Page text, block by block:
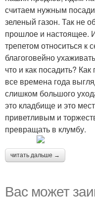
считаем нужным
зеленый газон. Так не
прошлое и настоящее.
трепетом относиться к
благоговейно
что и как посадить?
все времена года
слишком большого
это кладбище и это
приветливым и
превращать в клумбу.
читать дальше →
Вас может